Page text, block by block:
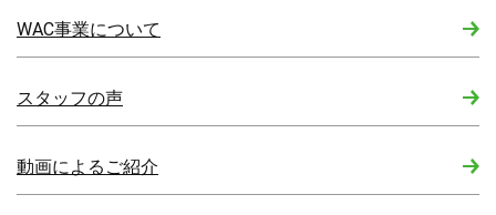
WAC事業について
スタッフの声
動画によるご紹介